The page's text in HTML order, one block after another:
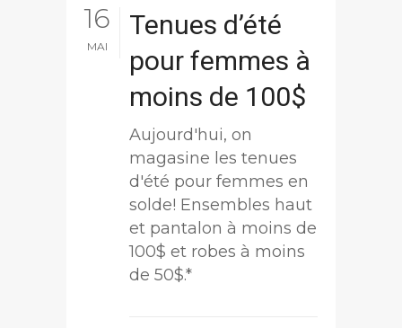
16
MAI
Tenues d’été
pour femmes à
moins de 100$
Aujourd'hui, on
magasine les tenues
d'été pour femmes en
solde! Ensembles haut
et pantalon à moins de
100$ et robes à moins
de 50$.*